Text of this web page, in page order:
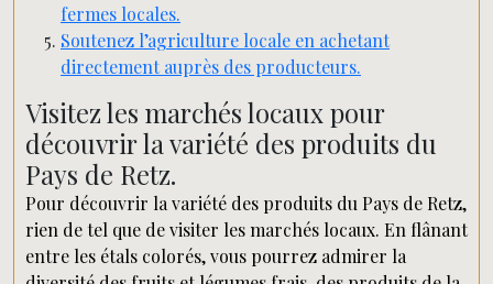
fermes locales.
Soutenez l’agriculture locale en achetant
directement auprès des producteurs.
Visitez les marchés locaux pour
découvrir la variété des produits du
Pays de Retz.
Pour découvrir la variété des produits du Pays de Retz,
rien de tel que de visiter les marchés locaux. En flânant
entre les étals colorés, vous pourrez admirer la